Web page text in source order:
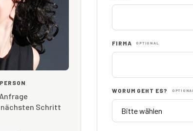
nächsten Schritt
FIRMA OPTIONAL
WORUM GEHT ES? OPTIONAL